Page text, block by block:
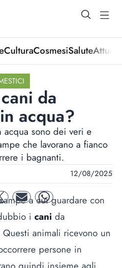
open
CulturaCosmesiSalute
da
acqua?
acqua sono dei veri e
che lavorano a fianco
i bagnanti.
12/08/2025
mail whatsapp
a cui guardare con
i cani da
Questi animali ricevono un
persone in